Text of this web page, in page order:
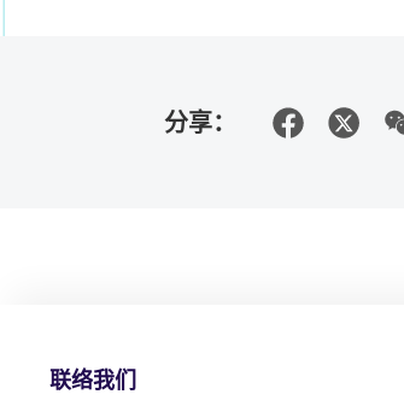
分享：
联络我们